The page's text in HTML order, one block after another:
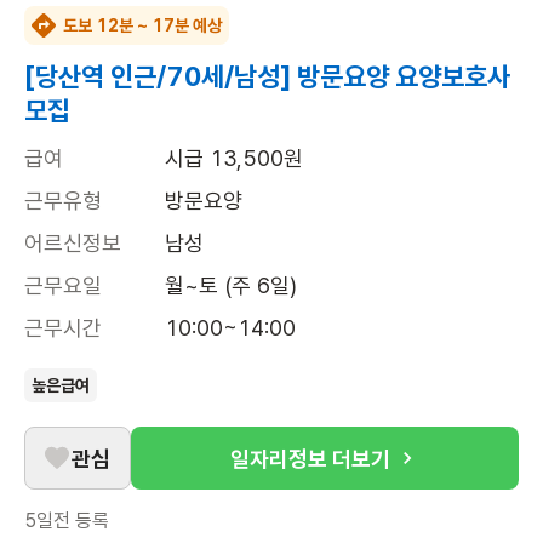
도보 12분 ~ 17분 예상
[당산역 인근/70세/남성] 방문요양 요양보호사
모집
급여
시급 13,500원
근무유형
방문요양
어르신정보
남성
근무요일
월~토 (주 6일)
근무시간
10:00~14:00
높은급여
관심 일자리정보 더보기
5일전 등록